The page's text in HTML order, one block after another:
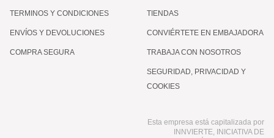
TERMINOS Y CONDICIONES
ENVÍOS Y DEVOLUCIONES
COMPRA SEGURA
TIENDAS
CONVIÉRTETE EN EMBAJADORA
TRABAJA CON NOSOTROS
SEGURIDAD, PRIVACIDAD Y
COOKIES
Esta empresa está capitalizada por
INNVIERTE, INICIATIVA DE